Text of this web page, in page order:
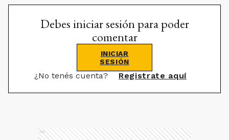
Debes iniciar sesión para poder
comentar
INICIAR
SESIÓN
¿No tenés cuenta? Registrate aquí
Ads